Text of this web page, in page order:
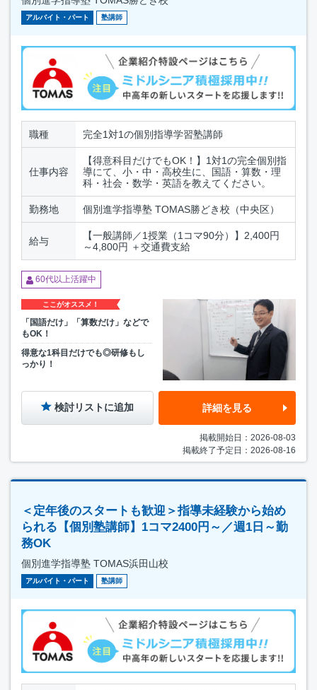
アルバイト・パート 塾講師
職種 完全1対1の個別指導学習塾講師
仕事内容
【得意科目だけでもOK！】1対1の完全個別指
導にて、小・中・高校生に、国語・算数・理
科・社会・数学・英語を教えてください。
勤務地 個別進学指導塾 TOMAS勝どき校（中央区）
給与
【一般講師／1授業（1コマ90分）】2,400円
～4,800円 ＋交通費支給
60代以上活躍中
ここがオススメ！
「国語だけ」「算数だけ」などで
もOK！
得意な1科目だけでも◎研修もし
っかり！
検討リストに追加 詳細を見る
掲載開始日：2026-08-03
掲載終了予定日：2026-08-16
＜定年後のスタートも歓迎＞指導未経験から始め
られる【個別塾講師】1コマ2400円～／週1日～勤
務OK
個別進学指導塾 TOMAS浜田山校
アルバイト・パート 塾講師